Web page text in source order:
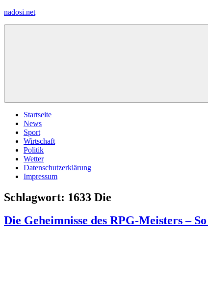
Zum
nadosi.net
Menü
Startseite
News
Sport
Wirtschaft
Politik
Wetter
Datenschutzerklärung
Impressum
Schlagwort: 1633 Die
Die Geheimnisse des RPG-Meisters –